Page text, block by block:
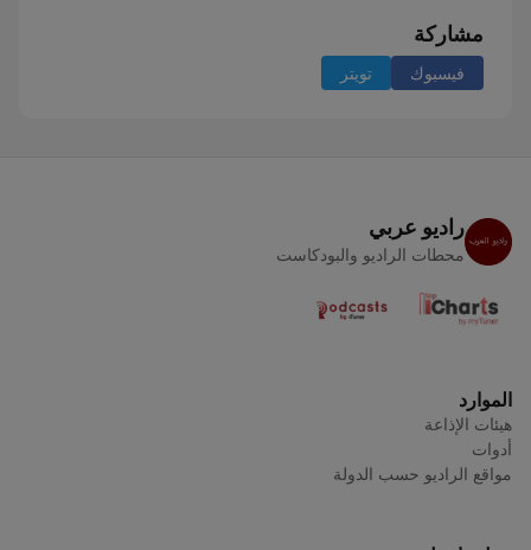
مشاركة
فيسبوك تويتر
راديو عربي
محطات الراديو والبودكاست
الموارد
هيئات الإذاعة
أدوات
مواقع الراديو حسب الدولة